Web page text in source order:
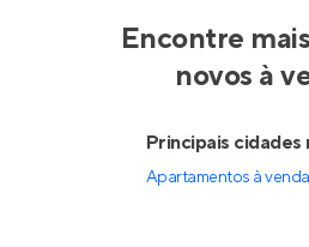
Encontre
novos à
Principais cidades
Apartamentos à